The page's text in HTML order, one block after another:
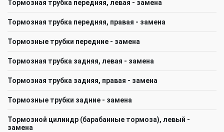
Тормозная трубка передняя, левая - замена
Тормозная трубка передняя, правая - замена
Тормозные трубки передние - замена
Тормозная трубка задняя, левая - замена
Тормозная трубка задняя, правая - замена
Тормозные трубки задние - замена
Тормозной цилиндр (барабанные тормоза), левый -
замена